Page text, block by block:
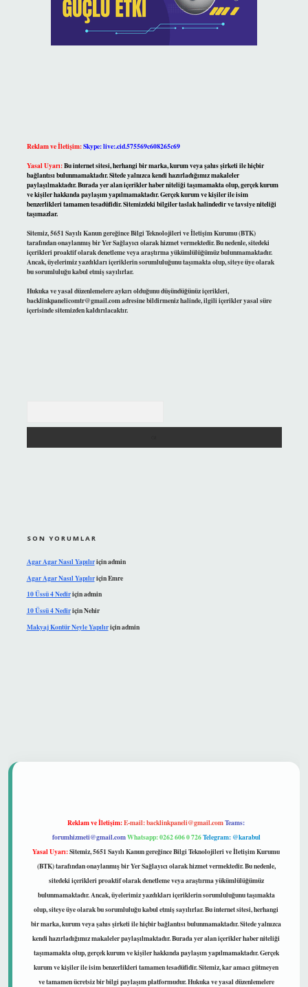
Reklam ve İletişim:Skype: live:.cid.575569c608265c69
Yasal Uyarı:Bu internet sitesi, herhangi bir marka, kurum veya şahıs şirketi ile hiçbir
bağlantısı bulunmamaktadır. Sitede yalnızca kendi hazırladığımız makaleler
paylaşılmaktadır. Burada yer alan içerikler haber niteliği taşımamakta olup, gerçek kurum
ve kişiler hakkında paylaşım yapılmamaktadır. Gerçek kurum ve kişiler ile isim
benzerlikleri tamamen tesadüfidir. Sitemizdeki bilgiler taslak halindedir ve tavsiye niteliği
taşımazlar.
Sitemiz, 5651 Sayılı Kanun gereğince Bilgi Teknolojileri ve İletişim Kurumu (BTK)
tarafından onaylanmış bir Yer Sağlayıcı olarak hizmet vermektedir. Bu nedenle, sitedeki
içerikleri proaktif olarak denetleme veya araştırma yükümlülüğümüz bulunmamaktadır.
Ancak, üyelerimiz yazdıkları içeriklerin sorumluluğunu taşımakta olup, siteye üye olarak
bu sorumluluğu kabul etmiş sayılırlar.
Hukuka ve yasal düzenlemelere aykırı olduğunu düşündüğünüz içerikleri,
backlinkpanelicomtr@gmail.comadresine bildirmeniz halinde, ilgili içerikler yasal süre
içerisinde sitemizden kaldırılacaktır.
SON YORUMLAR
Agar Agar Nasıl Yapılıriçinadmin
Agar Agar Nasıl YapılıriçinEmre
10 Üssü 4 Nediriçinadmin
10 Üssü 4 NediriçinNehir
Makyaj Kontür Neyle Yapılıriçinadmin
Reklam ve İletişim:E-mail:backlinkpaneli@gmail.comTeams:
forumhizmeti@gmail.comWhatsapp: 0262 606 0 726Telegram: @karabul
Yasal Uyarı:Sitemiz, 5651 Sayılı Kanun gereğince Bilgi Teknolojileri ve İletişim Kurumu
(BTK) tarafından onaylanmış bir Yer Sağlayıcı olarak hizmet vermektedir. Bu nedenle,
sitedeki içerikleri proaktif olarak denetleme veya araştırma yükümlülüğümüz
bulunmamaktadır. Ancak, üyelerimiz yazdıkları içeriklerin sorumluluğunu taşımakta
olup, siteye üye olarak bu sorumluluğu kabul etmiş sayılırlar. Bu internet sitesi, herhangi
bir marka, kurum veya şahıs şirketi ile hiçbir bağlantısı bulunmamaktadır. Sitede yalnızca
kendi hazırladığımız makaleler paylaşılmaktadır. Burada yer alan içerikler haber niteliği
taşımamakta olup, gerçek kurum ve kişiler hakkında paylaşım yapılmamaktadır. Gerçek
kurum ve kişiler ile isim benzerlikleri tamamen tesadüfidir. Sitemiz, kar amacı gütmeyen
ve tamamen ücretsiz bir bilgi paylaşım platformudur. Hukuka ve yasal düzenlemelere